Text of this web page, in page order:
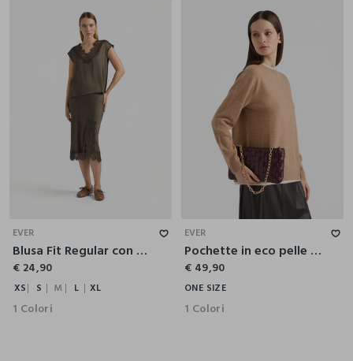
XL
EVER
Blusa Fit Regular con scollo a V in raso di pura viscosa donna
€ 24,90
XS S M L XL
1 Colori
EVER
Pochette in eco pelle donna
€ 49,90
ONE SIZE
1 Colori